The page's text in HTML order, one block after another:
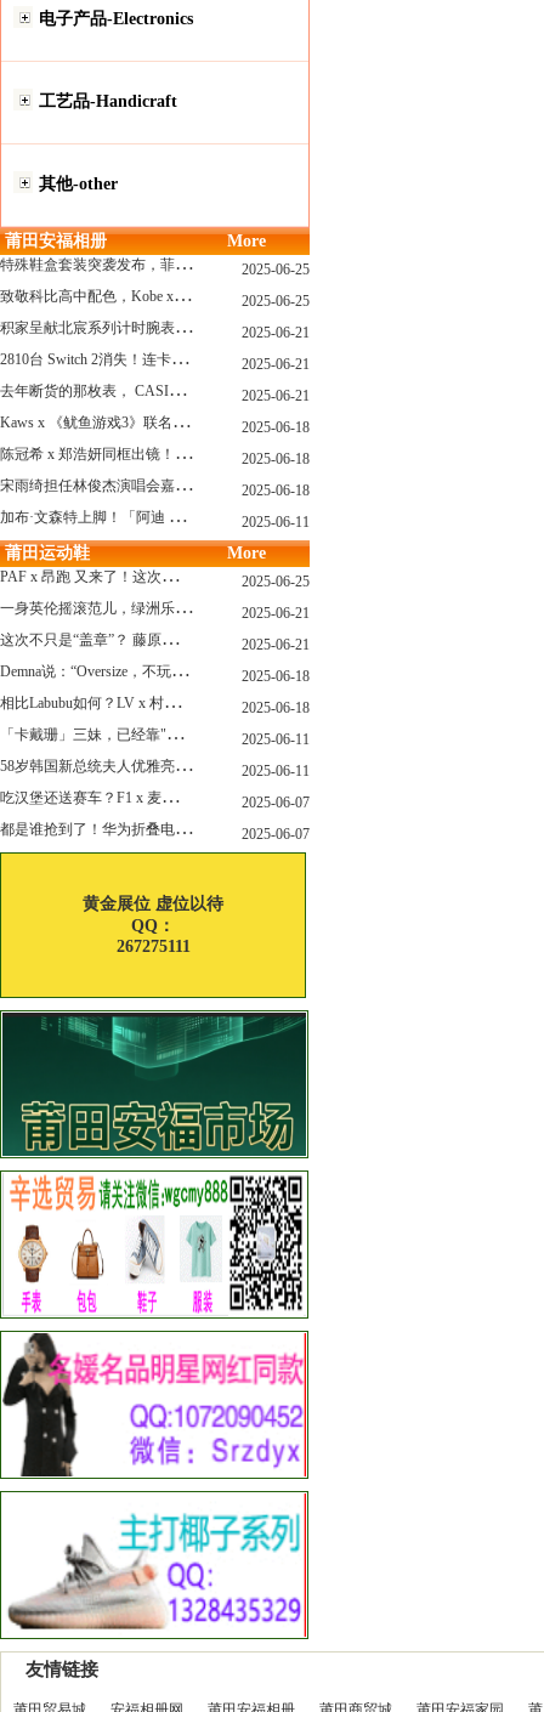
电子产品-Electronics
工艺品-Handicraft
其他-other
莆田安福相册 More
特
殊鞋盒套装突袭发布，菲董阿迪“水母鞋”联名要来了！ 2025-06-25
致
敬科比高中配色，Kobe x AF1套装系列曝光！ 2025-06-25
积
家呈献北宸系列计时腕表 搭配全新海洋灰色漆面表盘 2025-06-21
2
810台 Switch 2消失！连卡车司机都懵了 2025-06-21
去
年断货的那枚表， CASIO指环表又要发售了 2025-06-21
K
aws x 《鱿鱼游戏3》联名玩偶曝光，确认发售... 2025-06-18
陈
冠希 x 郑浩妍同框出镜！CLOT x Adidas这个夏天又回来了 2025-06-18
宋
雨绮担任林俊杰演唱会嘉宾上热搜，竟然穿了一双十几年前的adidas联名？ 2025-06-18
加
布·文森特上脚！「阿迪 x Fog」新联名又曝光了，确认发售！ 2025-06-11
莆田运动鞋 More
P
AF x 昂跑 又来了！这次的新鞋还有“机器人”？ 2025-06-25
一
身英伦摇滚范儿，绿洲乐队 x adidas 联名上线 2025-06-21
这
次不只是“盖章”？ 藤原浩改造匡威 “开口笑” 2025-06-21
D
emna说：“Oversize，不玩了”，Gucci的新变化，会从这里开始吗？ 2025-06-18
相
比Labubu如何？LV x 村上隆联名玩偶售价就要12万！ 2025-06-18
「
卡戴珊」三妹，已经靠"擦边"副业赚了6亿刀身家~ 2025-06-11
5
8岁韩国新总统夫人优雅亮相，白富美嫁穷小子34年，堪称最强贤内助！ 2025-06-11
吃
汉堡还送赛车？F1 x 麦当劳联名上线了！ 2025-06-07
都
是谁抢到了！华为折叠电脑正式开售！ 2025-06-07
黄金展位 虚位以待
QQ：
267275111
友情链接